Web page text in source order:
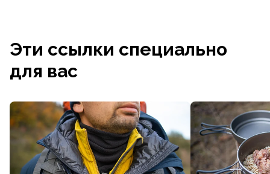
Эти ссылки специально
для вас